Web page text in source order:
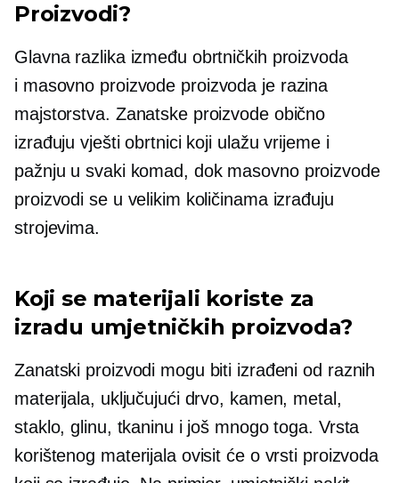
Proizvodi?
Glavna razlika između obrtničkih proizvoda
i masovno proizvode proizvoda je razina
majstorstva. Zanatske proizvode obično
izrađuju vješti obrtnici koji ulažu vrijeme i
pažnju u svaki komad, dok masovno proizvode
proizvodi se u velikim količinama izrađuju
strojevima.
Koji se materijali koriste za
izradu umjetničkih proizvoda?
Zanatski proizvodi mogu biti izrađeni od raznih
materijala, uključujući drvo, kamen, metal,
staklo, glinu, tkaninu i još mnogo toga. Vrsta
korištenog materijala ovisit će o vrsti proizvoda